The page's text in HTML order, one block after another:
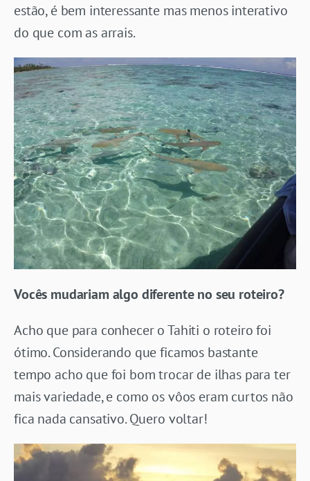
estão, é bem interessante mas menos interativo
do que com as arrais.
Vocês mudariam algo diferente no seu roteiro?
Acho que para conhecer o Tahiti o roteiro foi
ótimo. Considerando que ficamos bastante
tempo acho que foi bom trocar de ilhas para ter
mais variedade, e como os vôos eram curtos não
fica nada cansativo. Quero voltar!